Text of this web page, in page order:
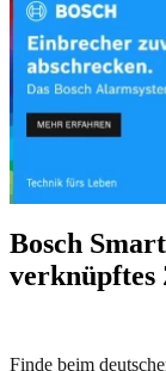
Bosch
verknüpftes
Finde beim